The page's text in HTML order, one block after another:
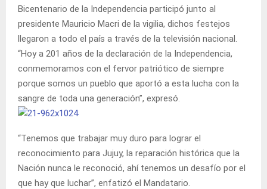
Bicentenario de la Independencia participó junto al
presidente Mauricio Macri de la vigilia, dichos festejos
llegaron a todo el país a través de la televisión nacional.
“Hoy a 201 años de la declaración de la Independencia,
conmemoramos con el fervor patriótico de siempre
porque somos un pueblo que aportó a esta lucha con la
sangre de toda una generación”, expresó.
“Tenemos que trabajar muy duro para lograr el
reconocimiento para Jujuy, la reparación histórica que la
Nación nunca le reconoció, ahí tenemos un desafío por el
que hay que luchar”, enfatizó el Mandatario.